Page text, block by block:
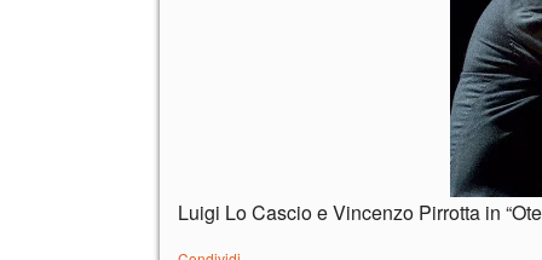
Luigi Lo Cascio e Vincenzo Pirrotta in